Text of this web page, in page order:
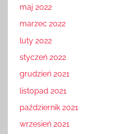
maj 2022
marzec 2022
luty 2022
styczeń 2022
grudzień 2021
listopad 2021
październik 2021
wrzesień 2021